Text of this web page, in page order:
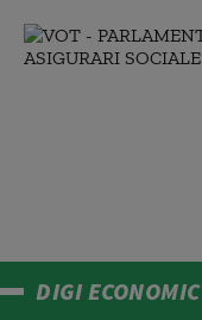
DIGI ECONOMIC